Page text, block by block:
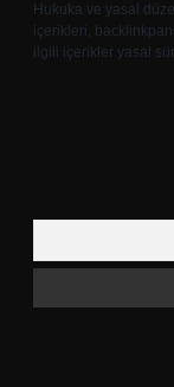
Hukuka ve yasal
içerikleri,
ilgili içerikler yasal